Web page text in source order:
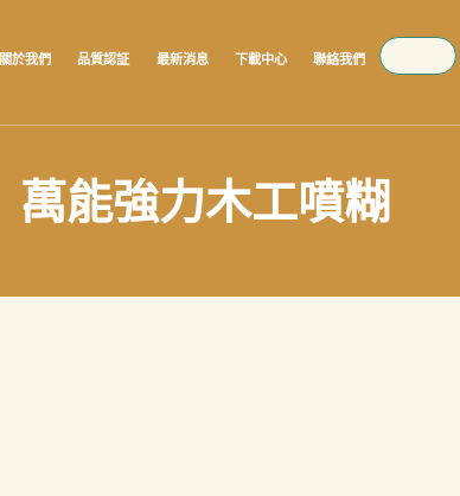
關於我們 品質認証 最新消息 下載中心 聯絡我們
SEARCH
萬能強力木工噴糊